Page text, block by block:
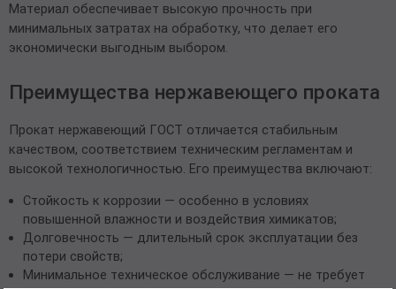
Материал обеспечивает высокую прочность при
минимальных затратах на обработку, что делает его
экономически выгодным выбором.
Преимущества нержавеющего проката
Прокат нержавеющий ГОСТ отличается стабильным
качеством, соответствием техническим регламентам и
высокой технологичностью. Его преимущества включают:
Стойкость к коррозии — особенно в условиях
повышенной влажности и воздействия химикатов;
Долговечность — длительный срок эксплуатации без
потери свойств;
Минимальное техническое обслуживание — не требует